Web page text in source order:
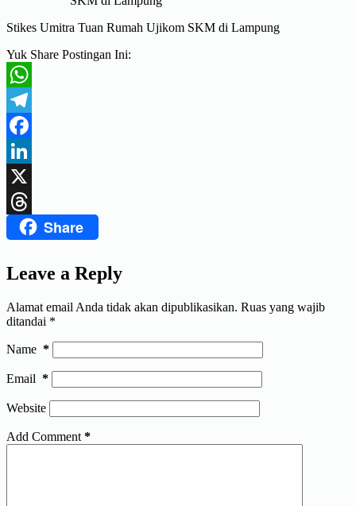
Stikes Umitra Tuan Rumah Ujikom SKM di Lampung
Yuk Share Postingan Ini:
WhatsApp
Telegram
Facebook
LinkedIn
X
ThreadsShare
Leave a Reply
Alamat email Anda tidak akan dipublikasikan. Ruas yang wajib
ditandai *
Name *
Email *
Website
Add Comment *